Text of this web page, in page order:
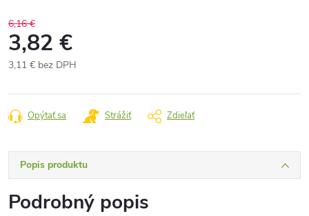
6,16 €
3,82 €
3,11 € bez DPH
cena:
Opýtať sa Strážiť Zdieľať
Popis produktu
Podrobný popis